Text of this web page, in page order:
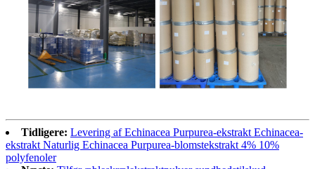
Tidligere: Levering af Echinacea Purpurea-ekstrakt Echinacea-
ekstrakt Naturlig Echinacea Purpurea-blomstekstrakt 4% 10%
polyfenoler